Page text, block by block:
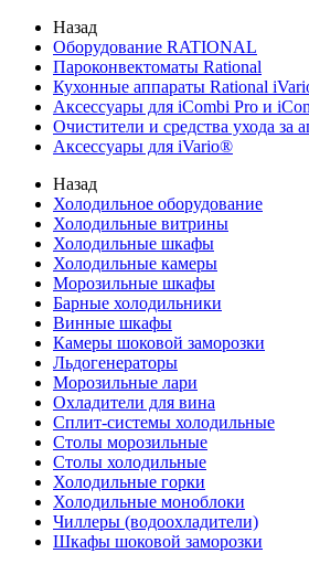
Назад
Оборудование RATIONAL
Пароконвектоматы Rational
Кухонные аппараты Rational
Аксессуары для iCombi Pro и
Очистители и средства ухода за
Аксессуары для iVario®
Назад
Холодильное оборудование
Холодильные витрины
Холодильные шкафы
Холодильные камеры
Морозильные шкафы
Барные холодильники
Винные шкафы
Камеры шоковой заморозки
Льдогенераторы
Морозильные лари
Охладители для вина
Сплит-системы холодильные
Столы морозильные
Столы холодильные
Холодильные горки
Холодильные моноблоки
Чиллеры (водоохладители)
Шкафы шоковой заморозки